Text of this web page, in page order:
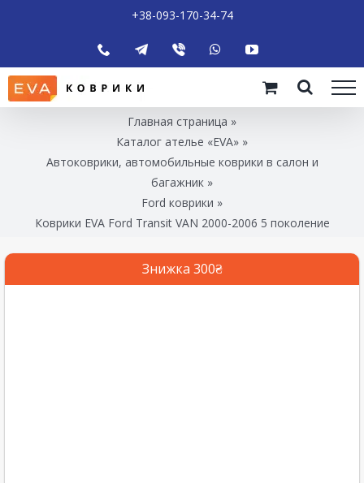
+38-093-170-34-74
Главная страница »
Каталог ателье «EVA» »
Автоковрики, автомобильные коврики в салон и
багажник »
Ford коврики »
Коврики EVA Ford Transit VAN 2000-2006 5 поколение
Знижка 300₴